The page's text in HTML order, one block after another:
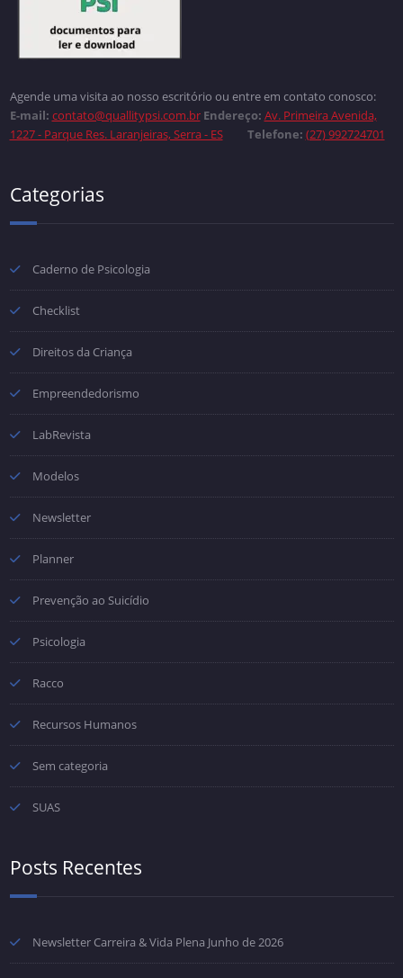
Agende uma visita ao nosso escritório ou entre em contato conosco:
E-mail: contato@quallitypsi.com.br Endereço: Av. Primeira Avenida,
1227 - Parque Res. Laranjeiras, Serra - ES
Telefone: (27) 992724701
Categorias
Caderno de Psicologia
Checklist
Direitos da Criança
Empreendedorismo
LabRevista
Modelos
Newsletter
Planner
Prevenção ao Suicídio
Psicologia
Racco
Recursos Humanos
Sem categoria
SUAS
Posts Recentes
Newsletter Carreira & Vida Plena Junho de 2026